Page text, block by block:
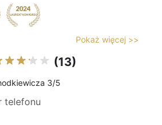
Pokaż więcej >>
(13)
3/5
telefonu